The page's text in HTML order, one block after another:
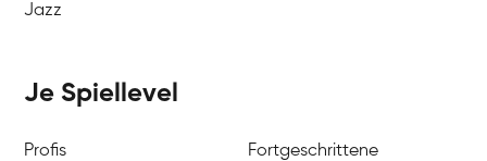
Jazz
Je Spiellevel
Profis
Fortgeschrittene